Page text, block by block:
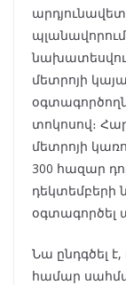
մետրոյի
տոկոսով։
մետրոյի
300 հազար
դեկտեմբերի
օգտագործել
Նա ընդգծել
համար